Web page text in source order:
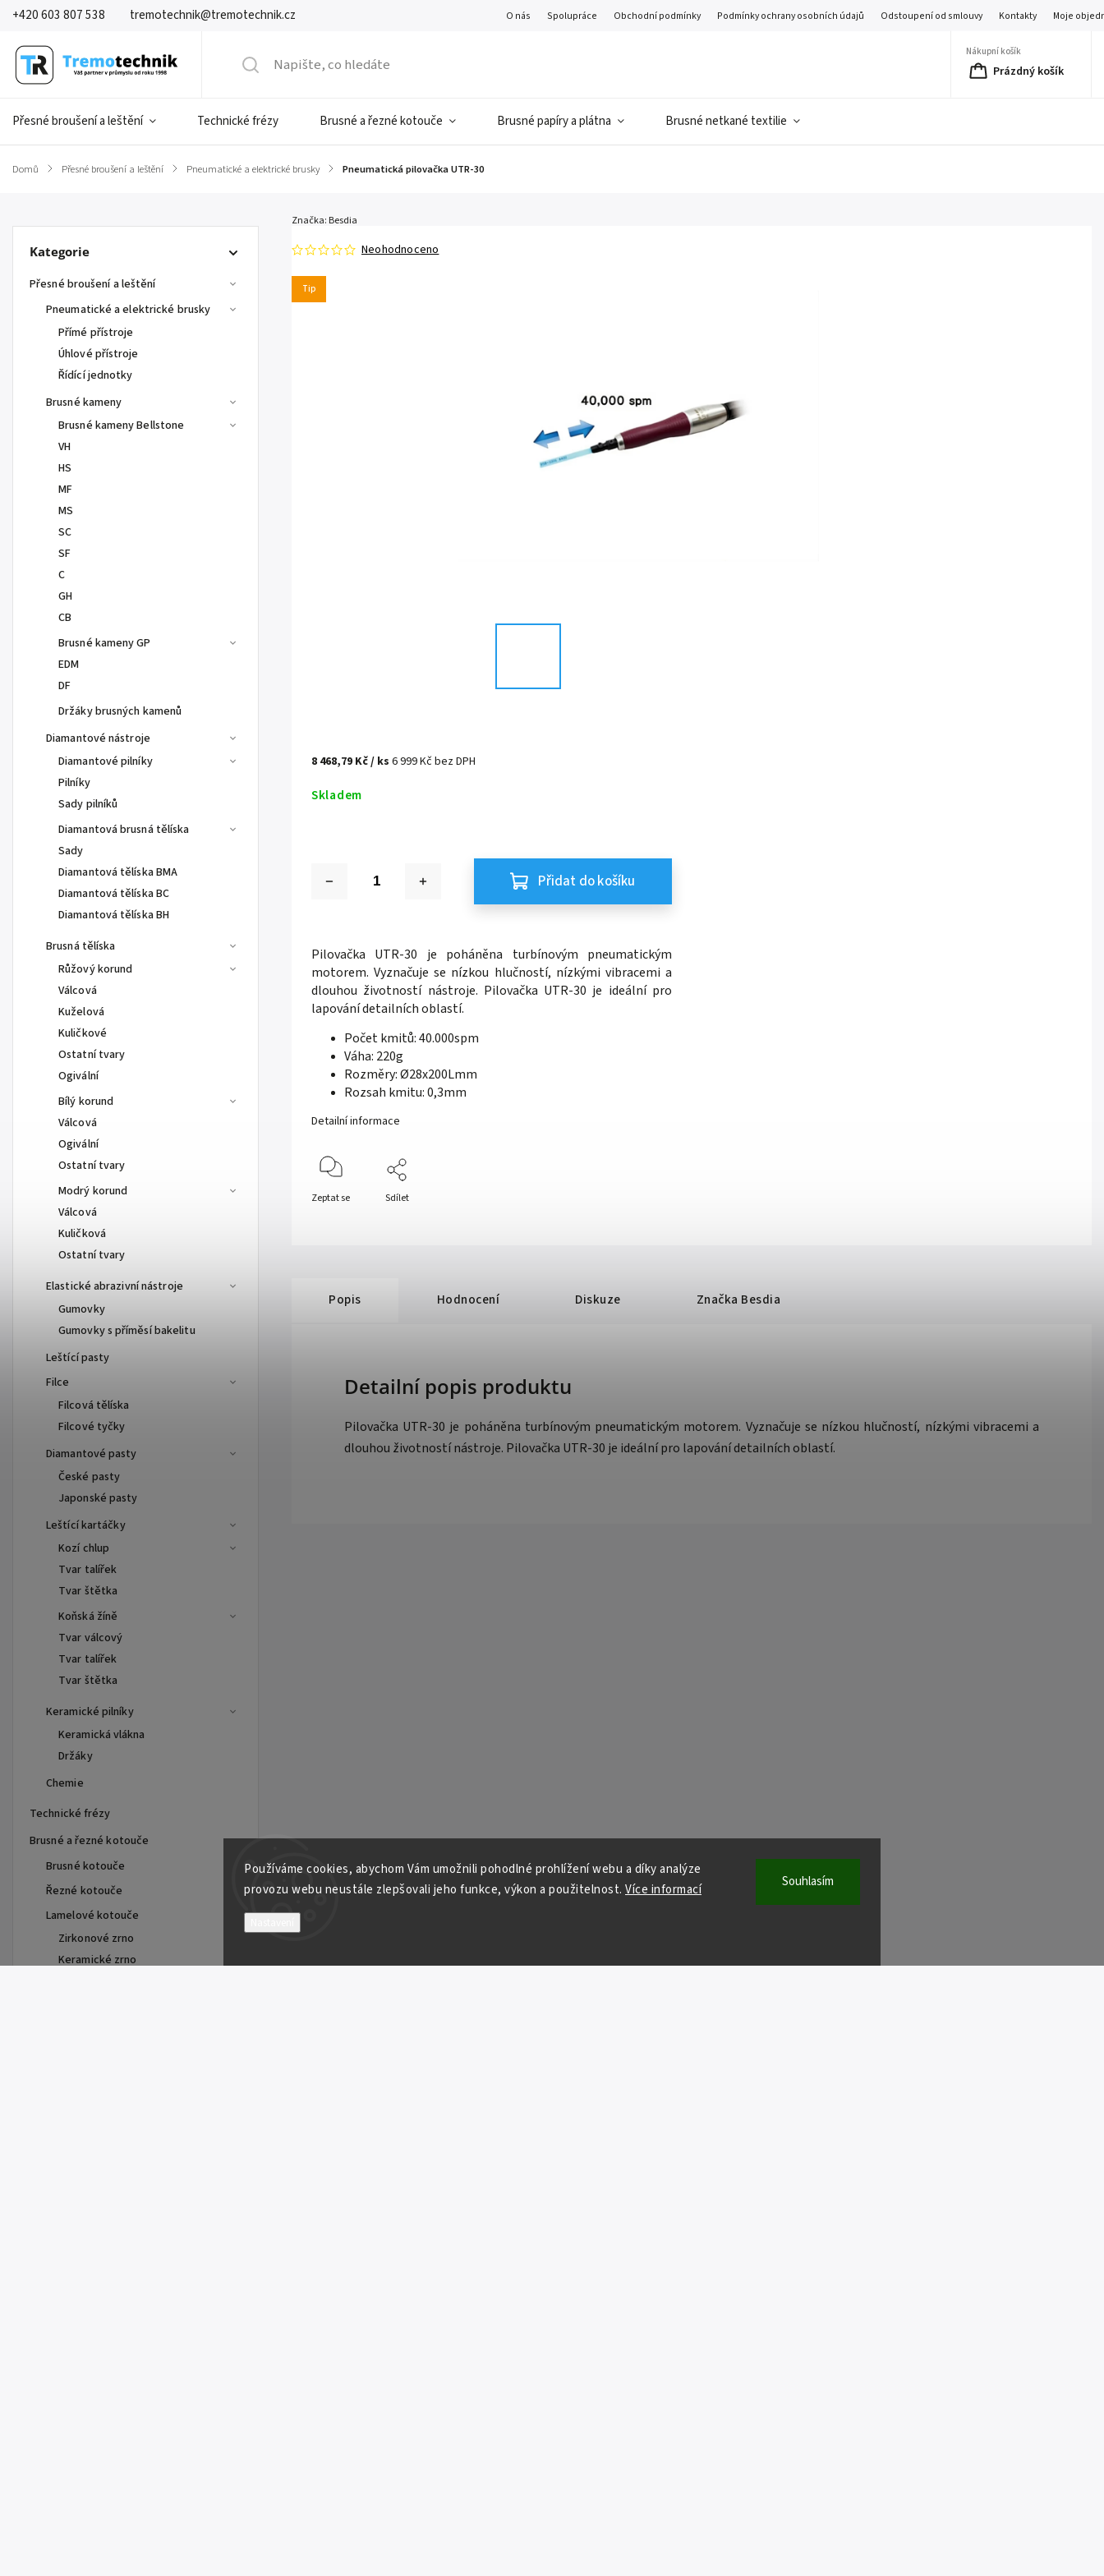
Používáme cookies, abychom Vám umožnili pohodlné prohlížení webu a díky analýze
provozu webu neustále zlepšovali jeho funkce, výkon a použitelnost. Více informací Souhlasím
+420 603 807 538 tremotechnik@tremotechnik.cz O nás Spolupráce Obchodní podmínky Podmínky ochrany osobních údajů Odstoupení od smlouvy Kontakty Moje
Nákupní košík
Prázdný košík
Přesné broušení a leštění Technické frézy Brusné a řezné kotouče Brusné papíry a plátna Brusné netkané textilie
Domů / Přesné broušení a leštění / Pneumatické a elektrické brusky / Pneumatická pilovačka UTR-30
Kategorie
Přesné broušení a leštění
Pneumatické a elektrické brusky
Přímé přístroje
Úhlové přístroje
Řídící jednotky
Brusné kameny
Brusné kameny Bellstone
VH
HS
MF
MS
SC
SF
C
GH
CB
Brusné kameny GP
EDM
DF
Držáky brusných kamenů
Diamantové nástroje
Diamantové pilníky
Pilníky
Sady pilníků
Diamantová brusná tělíska
Sady
Diamantová tělíska BMA
Diamantová tělíska BC
Diamantová tělíska BH
Brusná tělíska
Růžový korund
Válcová
Kuželová
Kuličkové
Ostatní tvary
Ogivální
Bílý korund
Válcová
Ogivální
Ostatní tvary
Modrý korund
Válcová
Kuličková
Ostatní tvary
Elastické abrazivní nástroje
Gumovky
Gumovky s příměsí bakelitu
Leštící pasty
Filce
Filcová tělíska
Filcové tyčky
Diamantové pasty
České pasty
Japonské pasty
Leštící kartáčky
Kozí chlup
Tvar talířek
Tvar štětka
Koňská žíně
Tvar válcový
Tvar talířek
Tvar štětka
Keramické pilníky
Keramická vlákna
Držáky
Chemie
Technické frézy
Brusné a řezné kotouče
Brusné kotouče
Řezné kotouče
Lamelové kotouče
Zirkonové zrno
Keramické zrno
Tip
Neohodnoceno
Značka: Besdia
8 468,79 Kč/ ks 6 999 Kč bez DPH
Skladem
Přidat do košíku
Pilovačka UTR-30 je poháněna turbínovým pneumatickým
motorem. Vyznačuje se nízkou hlučností, nízkými vibracemi a
dlouhou životností nástroje. Pilovačka UTR-30 je ideální pro
lapování detailních oblastí.
Počet kmitů: 40.000spm
Váha: 220g
Rozměry:Ø28x200Lmm
Rozsah kmitu: 0,3mm
Detailní informace
Zeptat se Sdílet
Popis Hodnocení Diskuze Značka Besdia
Detailní popis produktu
Pilovačka UTR-30 je poháněna turbínovým pneumatickým motorem. Vyznačuje se nízkou hlučností, nízkými vibracemi a
dlouhou životností nástroje. Pilovačka UTR-30 je ideální pro lapování detailních oblastí.